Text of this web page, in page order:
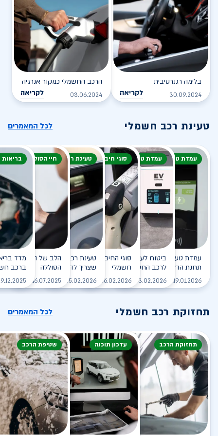
בלימה רגנרטיבית
30.09.2024 לקריאה
הרכב החשמלי כמקור אנרגיה
03.06.2024 לקריאה
טעינת רכב חשמלי לכל המאמרים
עמדת טעינה
עמדת טעינה - הסוף של
תחנת הדלק?
19.01.2026 לקריאה
עמדת טעינה
ביטוח לעמדת טעינה ביתית
לרכב החשמלי
03.02.2026 לקריאה
סוגי חיבור
סוגי החיבורים לטעינת רכב
חשמלי
26.02.2026 לקריאה
טעינת רכב חשמלי
טעינת רכב חשמלי - כל מה
שצריך לדעת
25.02.2026 לקריאה
חיי הסוללה
הלב של הרכב
הסוללה
16.07.2025
ברכב
תחזוקת רכב חשמלי לכל המאמרים
תחזוקת הרכב עדכון תוכנה שטיפת הרכב